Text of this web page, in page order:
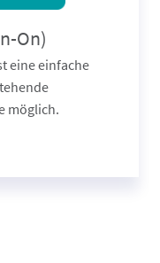
On)
eine einfache
möglich.